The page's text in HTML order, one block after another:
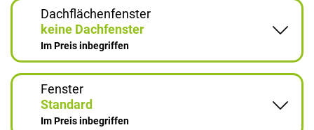
Dachflächenfenster
keine Dachfenster
Im Preis inbegriffen
Fenster
Standard
Im Preis inbegriffen